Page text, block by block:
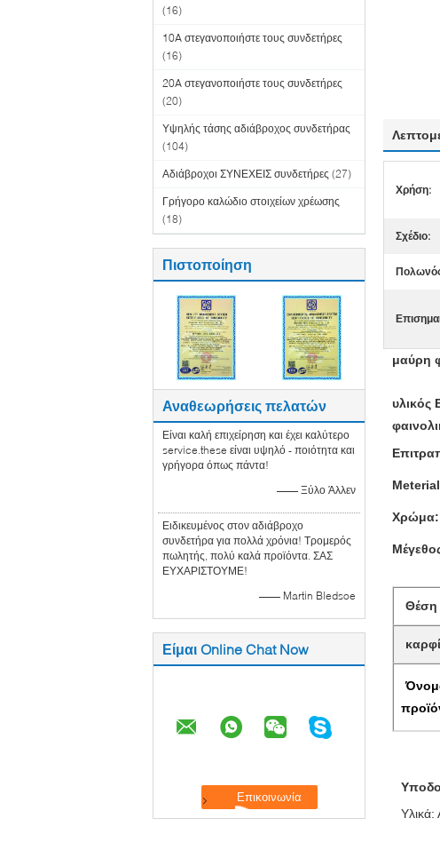
(16)
10A στεγανοποιήστε τους συνδετήρες
(16)
20A στεγανοποιήστε τους συνδετήρες
(20)
Υψηλής τάσης αδιάβροχος συνδετήρας
(104)
Αδιάβροχοι ΣΥΝΕΧΕΙΣ συνδετήρες (27)
Γρήγορο καλώδιο στοιχείων χρέωσης
(18)
Πιστοποίηση
Αναθεωρήσεις πελατών
Είναι καλή επιχείρηση και έχει καλύτερο
service.these είναι υψηλό - ποιότητα και
γρήγορα όπως πάντα!
—— Ξύλο Άλλεν
Ειδικευμένος στον αδιάβροχο
συνδετήρα για πολλά χρόνια! Τρομερός
πωλητής, πολύ καλά προϊόντα. ΣΑΣ
ΕΥΧΑΡΙΣΤΟΥΜΕ!
—— Martin Bledsoe
Είμαι Online Chat Now
Χρήση:
Σχέδιο:
μαύρη
υλικός
Χρώμα:
Θέση
Υλικά: